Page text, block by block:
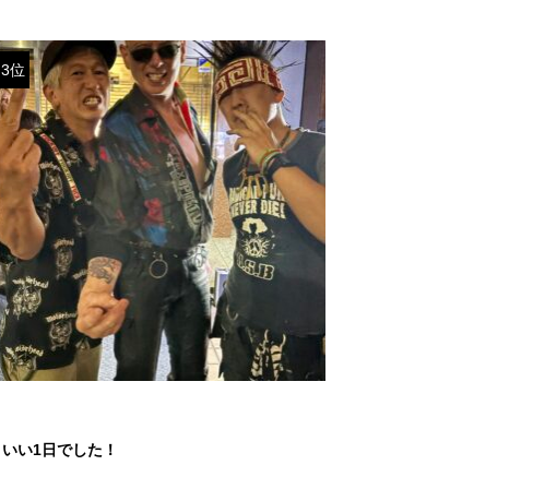
3位
いい1日でした！